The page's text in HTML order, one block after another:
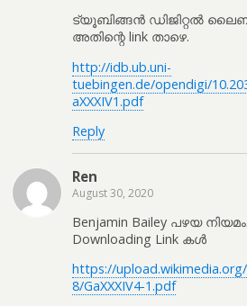
ട്യൂബിങ്ങൻ ഡിജിറ്റൽ
അതിന്റെ link താഴെ.
http://idb.ub.uni-
tuebingen.de/opendigi/
aXXXIV1.pdf
Reply
Ren
August 30, 2020
Benjamin Bailey പഴയ നിയമം.
Downloading Link കൾ
https://
8/GaXXXIV4-1.pdf